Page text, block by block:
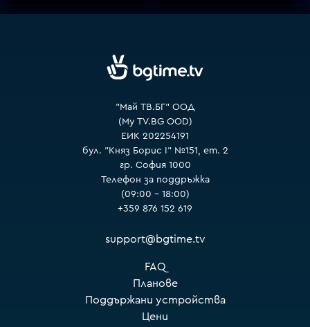
"Май ТВ.БГ" ООД
(My TV.BG OOD)
ЕИК 202254191
бул. "Княз Борис I" №151, ет. 2
гр. София 1000
Телефон за поддръжка
(09:00 – 18:00)
+359 876 152 619
support@bgtime.tv
FAQ
Планове
Поддържани устройства
Цени